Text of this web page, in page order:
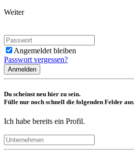
Weiter
Angemeldet bleiben
Passwort vergessen?
Anmelden
Du scheinst neu hier zu sein.
Fülle nur noch schnell die folgenden Felder
Ich habe bereits ein Profil.